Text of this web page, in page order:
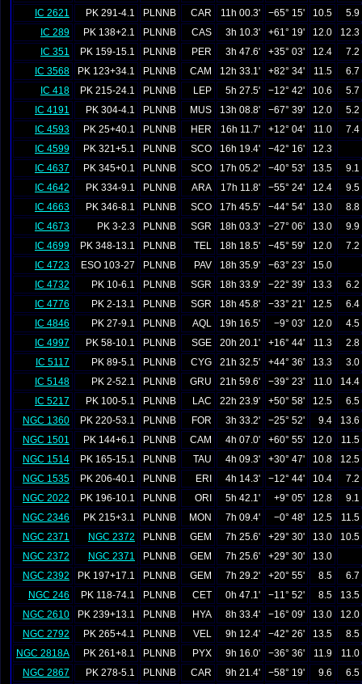
IC 2621
PK 291-4.1 PLNNB CAR 11h 00.3' −65° 15' 10.5
5.9
IC 289
PK 138+2.1 PLNNB CAS 3h 10.3' +61° 19' 12.0
12.3
IC 351
PK 159-15.1 PLNNB PER 3h 47.6' +35° 03' 12.4
7.2
IC 3568
PK 123+34.1 PLNNB CAM 12h 33.1' +82° 34' 11.5
6.7
IC 418
PK 215-24.1 PLNNB LEP 5h 27.5' −12° 42' 10.6
5.7
IC 4191
PK 304-4.1 PLNNB MUS 13h 08.8' −67° 39' 12.0
5.2
IC 4593
PK 25+40.1 PLNNB HER 16h 11.7' +12° 04' 11.0
7.4
IC 4599
PK 321+5.1 PLNNB SCO 16h 19.4' −42° 16'
12.3
IC 4637
PK 345+0.1 PLNNB SCO 17h 05.2' −40° 53' 13.5
9.1
IC 4642
PK 334-9.1 PLNNB ARA 17h 11.8' −55° 24' 12.4
9.5
IC 4663
PK 346-8.1 PLNNB SCO 17h 45.5' −44° 54' 13.0
8.8
IC 4673
PK 3-2.3 PLNNB SGR 18h 03.3' −27° 06' 13.0
9.9
IC 4699
PK 348-13.1 PLNNB TEL 18h 18.5' −45° 59' 12.0
7.2
IC 4723
ESO 103-27 PLNNB PAV 18h 35.9' −63° 23'
15.0
IC 4732
PK 10-6.1 PLNNB SGR 18h 33.9' −22° 39' 13.3
6.2
IC 4776
PK 2-13.1 PLNNB SGR 18h 45.8' −33° 21' 12.5
6.4
IC 4846
PK 27-9.1 PLNNB AQL 19h 16.5' −9° 03' 12.0
4.5
IC 4997
PK 58-10.1 PLNNB SGE 20h 20.1' +16° 44' 11.3
2.8
IC 5117
PK 89-5.1 PLNNB CYG 21h 32.5' +44° 36' 13.3
3.0
IC 5148
PK 2-52.1 PLNNB GRU 21h 59.6' −39° 23' 11.0
14.4
IC 5217
PK 100-5.1 PLNNB LAC 22h 23.9' +50° 58' 12.5
6.5
NGC 1360
PK 220-53.1 PLNNB FOR 3h 33.2' −25° 52' 9.4
13.6
NGC 1501
PK 144+6.1 PLNNB CAM 4h 07.0' +60° 55' 12.0
11.5
NGC 1514
PK 165-15.1 PLNNB TAU 4h 09.3' +30° 47' 10.8
12.5
NGC 1535
PK 206-40.1 PLNNB ERI 4h 14.3' −12° 44' 10.4
7.2
NGC 2022
PK 196-10.1 PLNNB ORI 5h 42.1' +9° 05' 12.8
9.1
NGC 2346
PK 215+3.1 PLNNB MON 7h 09.4' −0° 48' 12.5
11.5
NGC 2371
NGC 2372 PLNNB GEM 7h 25.6' +29° 30' 13.0
10.5
NGC 2372
NGC 2371 PLNNB GEM 7h 25.6' +29° 30'
13.0
NGC 2392
PK 197+17.1 PLNNB GEM 7h 29.2' +20° 55' 8.5
6.7
NGC 246
PK 118-74.1 PLNNB CET 0h 47.1' −11° 52' 8.5
13.5
NGC 2610
PK 239+13.1 PLNNB HYA 8h 33.4' −16° 09' 13.0
12.0
NGC 2792
PK 265+4.1 PLNNB VEL 9h 12.4' −42° 26' 13.5
8.5
NGC 2818A
PK 261+8.1 PLNNB PYX 9h 16.0' −36° 36' 11.9
11.0
NGC 2867
PK 278-5.1 PLNNB CAR 9h 21.4' −58° 19' 9.6
6.5